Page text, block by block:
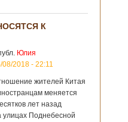
К
Юлия
08/2018 - 22:11
жителей Китая
меняется
лет назад
улицах Поднебесной